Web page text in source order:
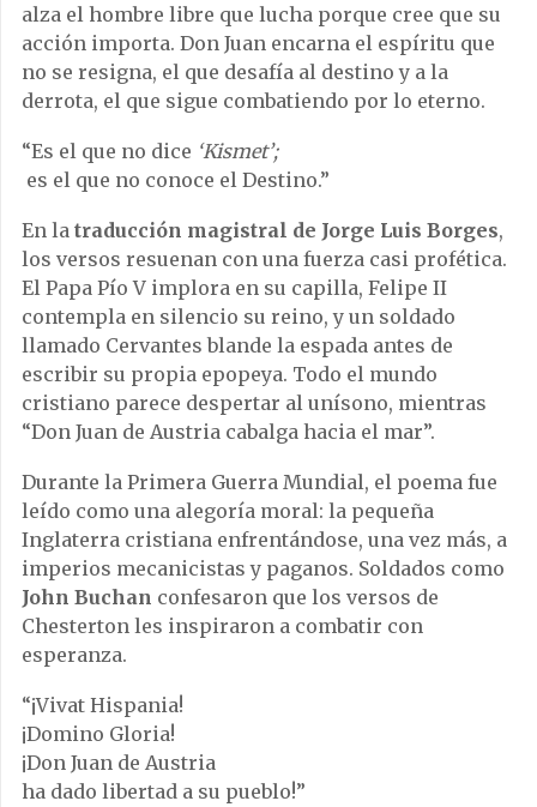
alza el hombre libre que lucha porque cree que su
acción importa. Don Juan encarna el espíritu que
no se resigna, el que desafía al destino y a la
derrota, el que sigue combatiendo por lo eterno.
“Es el que no dice ‘Kismet’;
es el que no conoce el Destino.”
En la traducción magistral de Jorge Luis Borges,
los versos resuenan con una fuerza casi profética.
El Papa Pío V implora en su capilla, Felipe II
contempla en silencio su reino, y un soldado
llamado Cervantes blande la espada antes de
escribir su propia epopeya. Todo el mundo
cristiano parece despertar al unísono, mientras
“Don Juan de Austria cabalga hacia el mar”.
Durante la Primera Guerra Mundial, el poema fue
leído como una alegoría moral: la pequeña
Inglaterra cristiana enfrentándose, una vez más, a
imperios mecanicistas y paganos. Soldados como
John Buchan confesaron que los versos de
Chesterton les inspiraron a combatir con
esperanza.
“¡Vivat Hispania!
¡Domino Gloria!
¡Don Juan de Austria
ha dado libertad a su pueblo!”